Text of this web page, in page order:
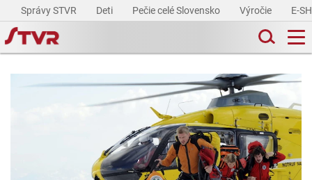
Správy STVR Deti Pečie celé Slovensko Výročie E-